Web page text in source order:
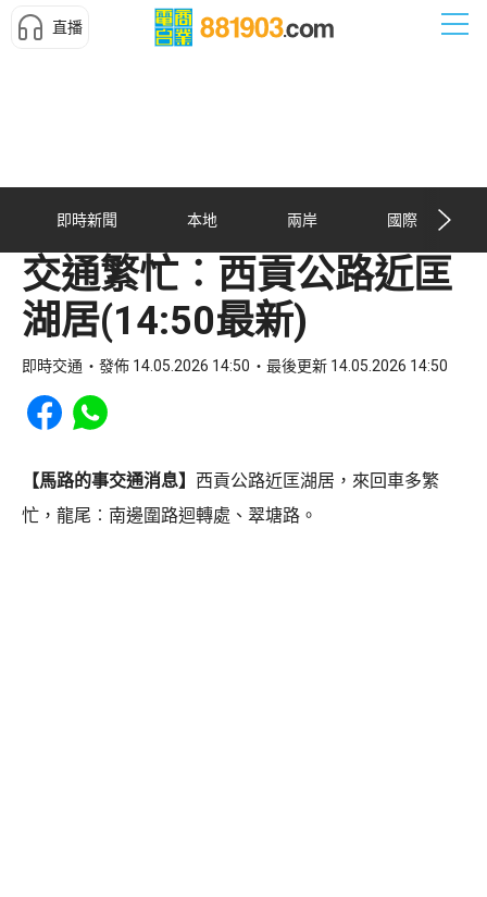
直播
即時新聞 本地 兩岸 國際
交通繁忙︰西貢公路近匡
湖居(14:50最新)
即時交通 發佈 14.05.2026 14:50 最後更新 14.05.2026 14:50
Share to Facebook
Share to WhatsApp
【馬路的事交通消息】 西貢公路近匡湖居，來回車多繁
忙，龍尾︰南邊圍路迴轉處、翠塘路。